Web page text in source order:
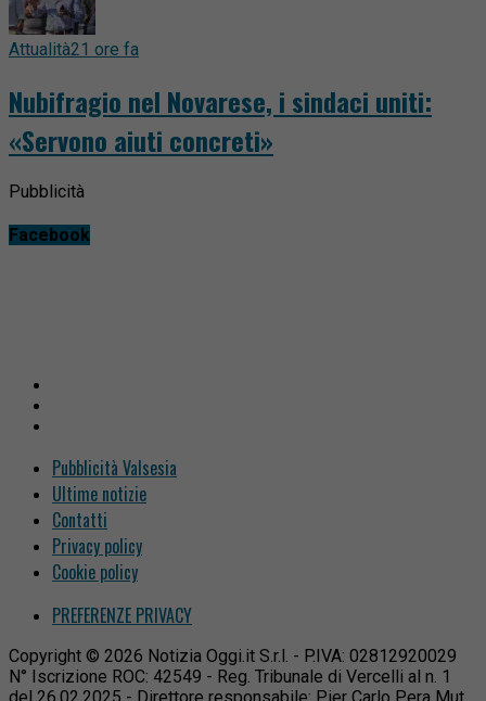
Attualità21 ore fa
Nubifragio nel Novarese, i sindaci uniti:
«Servono aiuti concreti»
Pubblicità
Facebook
Pubblicità Valsesia
Ultime notizie
Contatti
Privacy policy
Cookie policy
PREFERENZE PRIVACY
Copyright © 2026 Notizia Oggi.it S.r.l. - P.IVA: 02812920029
N° Iscrizione ROC: 42549 - Reg. Tribunale di Vercelli al n. 1